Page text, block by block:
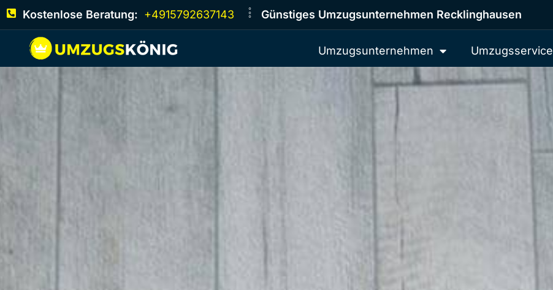
Kostenlose Beratung: +4915792637143 Günstiges Umzugsunternehmen Recklinghausen
Umzugsunternehmen Umzugsservice